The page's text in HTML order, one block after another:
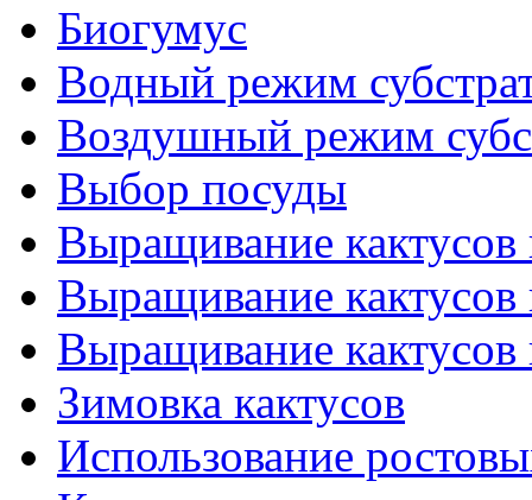
Биогумус
Водный режим
Воздушный режим
Выбор посуды
Выращивание
Выращивание кактусов
Выращивание кактусов
Зимовка кактусов
Использование